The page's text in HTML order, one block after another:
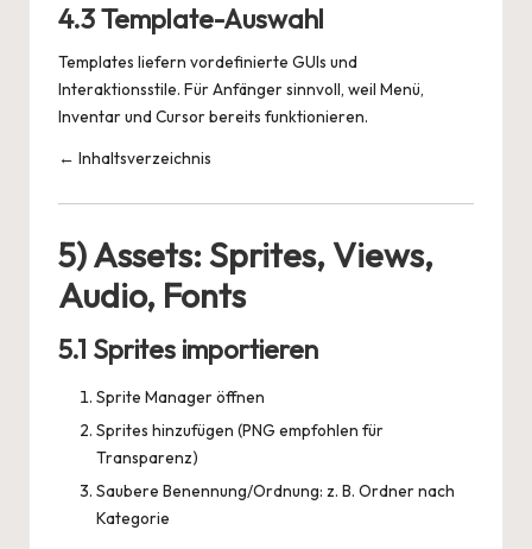
4.3 Template-Auswahl
Templates liefern vordefinierte GUIs und
Interaktionsstile. Für Anfänger sinnvoll, weil Menü,
Inventar und Cursor bereits funktionieren.
← Inhaltsverzeichnis
5) Assets: Sprites, Views,
Audio, Fonts
5.1 Sprites importieren
Sprite Manager öffnen
Sprites hinzufügen (PNG empfohlen für
Transparenz)
Saubere Benennung/Ordnung: z. B. Ordner nach
Kategorie